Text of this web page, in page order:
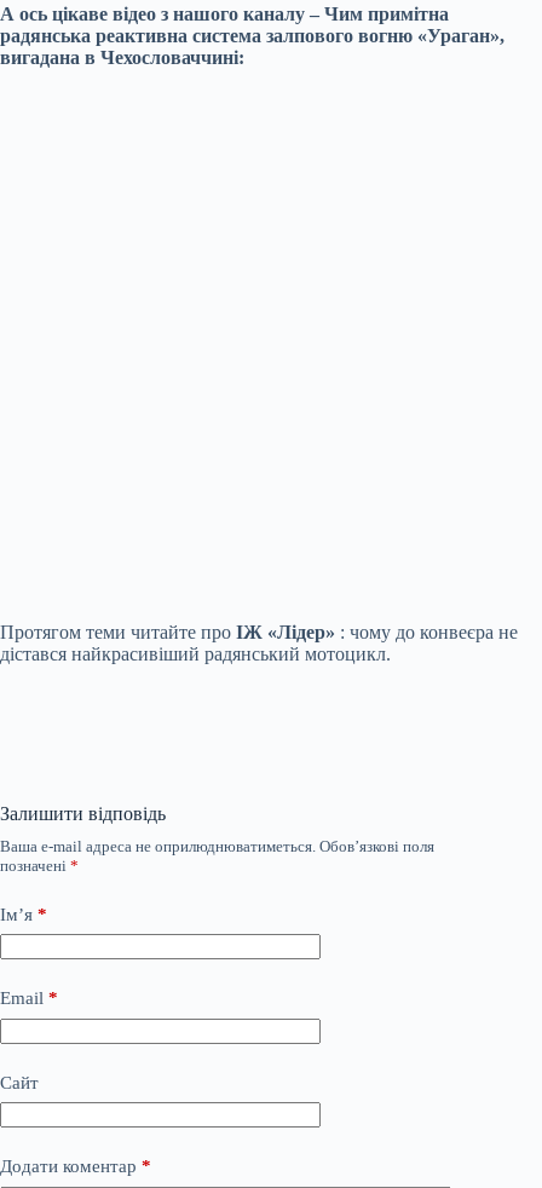
А ось цікаве відео з нашого каналу – Чим примітна
радянська реактивна система залпового вогню «Ураган»,
вигадана в Чехословаччині:
Протягом теми читайте про ІЖ «Лідер» : чому до конвеєра не
дістався найкрасивіший радянський мотоцикл.
Залишити відповідь
Ваша e-mail адреса не оприлюднюватиметься. Обов’язкові поля
позначені *
Ім’я *
Email *
Сайт
Додати коментар *